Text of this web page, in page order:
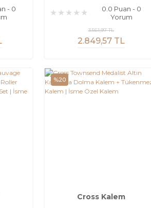
- 0
0.0 Puan - 0
Yorum
2.849,57 TL
3.561,97 TL
%20
Cross Kalem